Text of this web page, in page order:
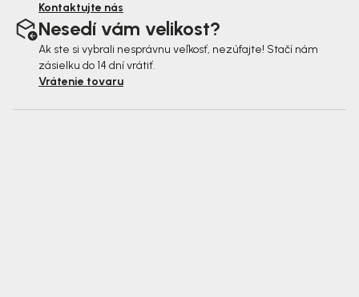
Kontaktujte nás
Nesedí vám velikost?
Ak ste si vybrali nesprávnu veľkosť, nezúfajte! Stačí nám
zásielku do 14 dní vrátiť.
Vrátenie tovaru